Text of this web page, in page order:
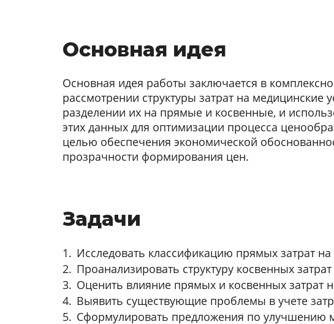
Основная идея
Основная идея работы заключается в
рассмотрении структуры затрат на медицинские
разделении их на прямые и косвенные, и
этих данных для оптимизации процесса
целью обеспечения экономической
прозрачности формирования цен.
Задачи
Исследовать классификацию прямых затрат
Проанализировать структуру косвенных
Оценить влияние прямых и косвенных затрат
Выявить существующие проблемы в учете
Сформулировать предложения по улучшению